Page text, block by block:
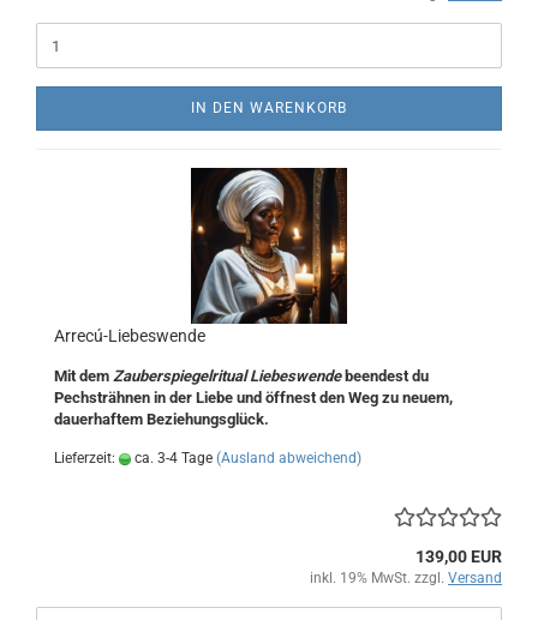
IN DEN WARENKORB
Arrecú-Liebeswende
Mit dem Zauberspiegelritual Liebeswendebeendest du
Pechsträhnen in der Liebe und öffnest den Weg zu neuem,
dauerhaftem Beziehungsglück.
Lieferzeit: ca. 3-4 Tage (Ausland abweichend)
139,00 EUR
inkl. 19% MwSt. zzgl. Versand